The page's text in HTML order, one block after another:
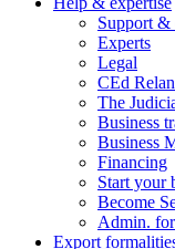
Support &
Experts
Legal
CEd
The
Business
Business
Financing
Start your
Become
Admin.
Export